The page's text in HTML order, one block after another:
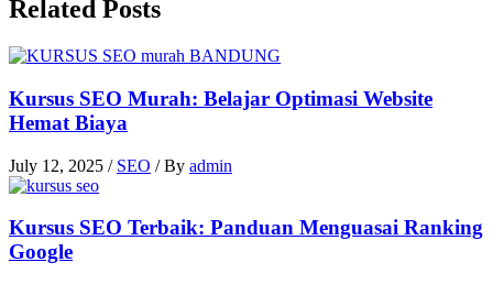
Related Posts
Kursus SEO Murah: Belajar Optimasi Website
Hemat Biaya
July 12, 2025 / SEO / By admin
Kursus SEO Terbaik: Panduan Menguasai Ranking
Google